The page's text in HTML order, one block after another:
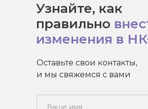
Узнайте, как
правильно
изменения в
Оставьте свои контакты,
и мы свяжемся с вами